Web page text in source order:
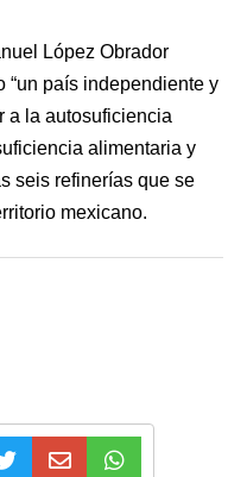
López Obrador
“un país independiente y
a la autosuficiencia
alimentaria y
seis refinerías que se
mexicano.